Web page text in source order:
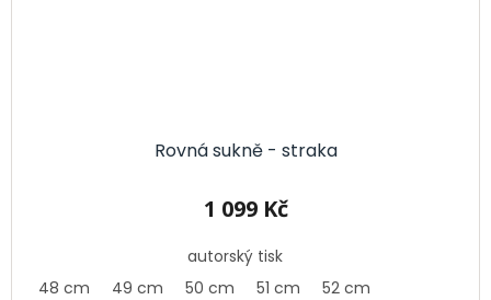
Rovná sukně - straka
1 099 Kč
autorský tisk
48 cm
49 cm 50 cm 51 cm 52 cm